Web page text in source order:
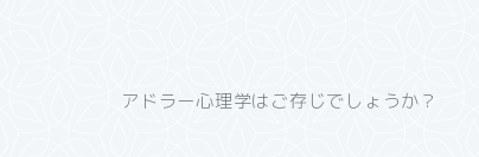
アドラー心理学はご存じでしょうか？